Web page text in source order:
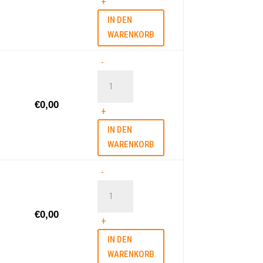
IN DEN
WARENKORB
€0,00
Film-
Menge
-
+
IN DEN
WARENKORB
€0,00
Klön-
dazu!"
Menge
-
+
IN DEN
WARENKORB